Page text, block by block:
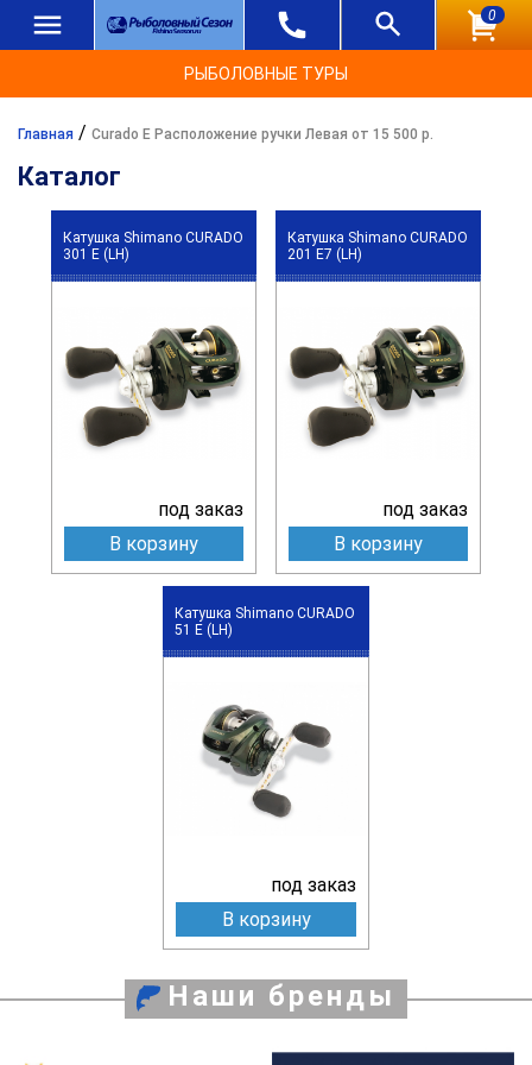
0
РЫБОЛОВНЫЕ ТУРЫ
Главная / Curado E Расположение ручки Левая от 15 500 р.
Каталог
Катушка Shimano CURADO
301 E (LH)
под заказ
В корзину
Катушка Shimano CURADO
201 E7 (LH)
под заказ
В корзину
Катушка Shimano CURADO
51 E (LH)
под заказ
В корзину
Наши бренды